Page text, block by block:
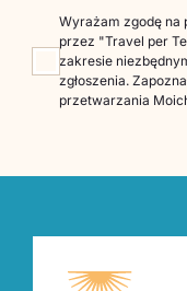
Wyrażam zgodę na
przez "Travel per
zakresie
zgłoszenia.
przetwarzania